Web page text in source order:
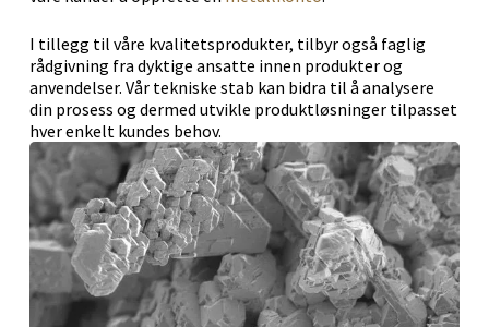
I tillegg til våre kvalitetsprodukter, tilbyr også faglig
rådgivning fra dyktige ansatte innen produkter og
anvendelser. Vår tekniske stab kan bidra til å analysere
din prosess og dermed utvikle produktløsninger tilpasset
hver enkelt kundes behov.